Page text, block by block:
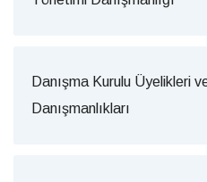
Danışma Kurulu Üyelikleri
Danışmanlıkları